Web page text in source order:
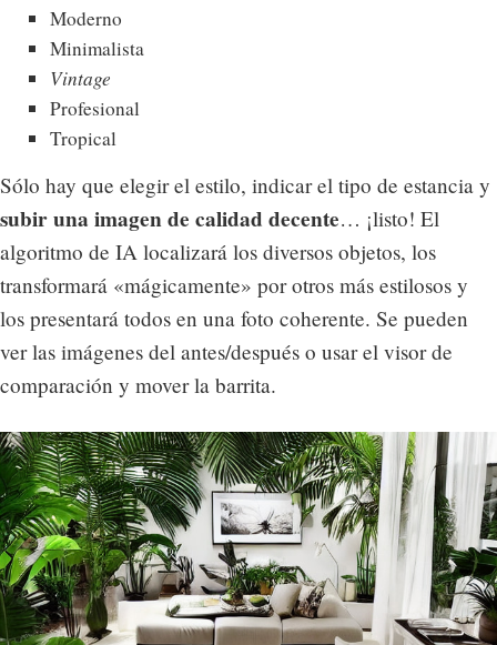
Moderno
Minimalista
Vintage
Profesional
Tropical
Sólo hay que elegir el estilo, indicar el tipo de estancia y
subir una imagen de calidad decente… ¡listo! El
algoritmo de IA localizará los diversos objetos, los
transformará «mágicamente» por otros más estilosos y
los presentará todos en una foto coherente. Se pueden
ver las imágenes del antes/después o usar el visor de
comparación y mover la barrita.